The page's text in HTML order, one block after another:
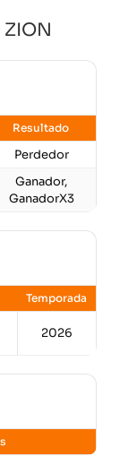
ZION
Resultado
Perdedor
Ganador,
GanadorX3
Temporada
2026